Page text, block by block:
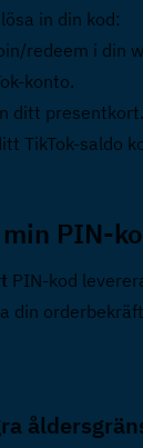
in din kod:
redeem i din
konto.
ditt presentkort.
TikTok-saldo
PIN-
PIN-kod
din